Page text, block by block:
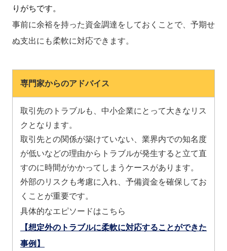
りがちです。
事前に余裕を持った資金調達をしておくことで、予期せ
ぬ支出にも柔軟に対応できます。
専門家からのアドバイス
取引先のトラブルも、中小企業にとって大きなリス
クとなります。
取引先との関係が築けていない、業界内での知名度
が低いなどの理由からトラブルが発生すると立て直
すのに時間がかかってしまうケースがあります。
外部のリスクも考慮に入れ、予備資金を確保してお
くことが重要です。
具体的なエピソードはこちら
【想定外のトラブルに柔軟に対応することができた
事例】